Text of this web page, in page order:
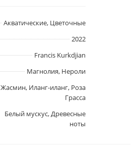
Акватические, Цветочные
2022
Francis Kurkdjian
Магнолия, Нероли
Жасмин, Иланг-иланг, Роза
Грасса
Белый мускус, Древесные
ноты